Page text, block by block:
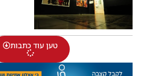
טען עוד כתבות